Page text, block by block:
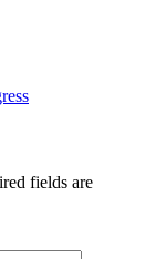
fields are